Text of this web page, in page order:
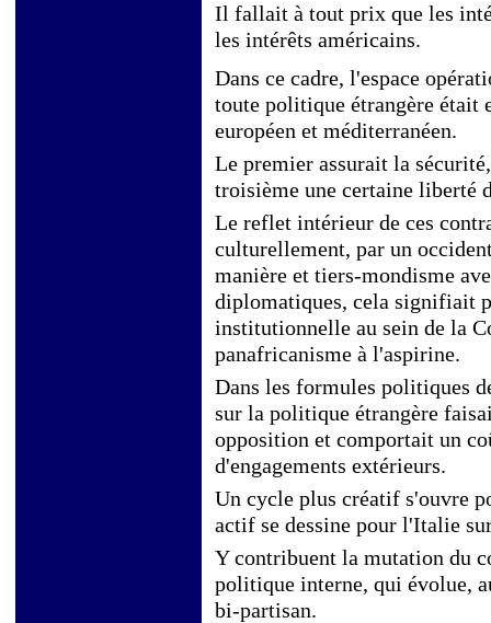
Il fallait à tout prix que les
les intérêts américains.
Dans ce cadre, l'espace
toute politique étrangère était
européen et méditerranéen.
Le premier assurait la
troisième une certaine liberté
Le reflet intérieur de ces
culturellement, par un
manière et tiers-mondisme
diplomatiques, cela signifiait
institutionnelle au sein de la
panafricanisme à l'aspirine.
Dans les formules politiques
sur la politique étrangère
opposition et comportait un
d'engagements extérieurs.
Un cycle plus créatif s'ouvre
actif se dessine pour l'Italie
Y contribuent la mutation du
politique interne, qui évolue,
bi-partisan.